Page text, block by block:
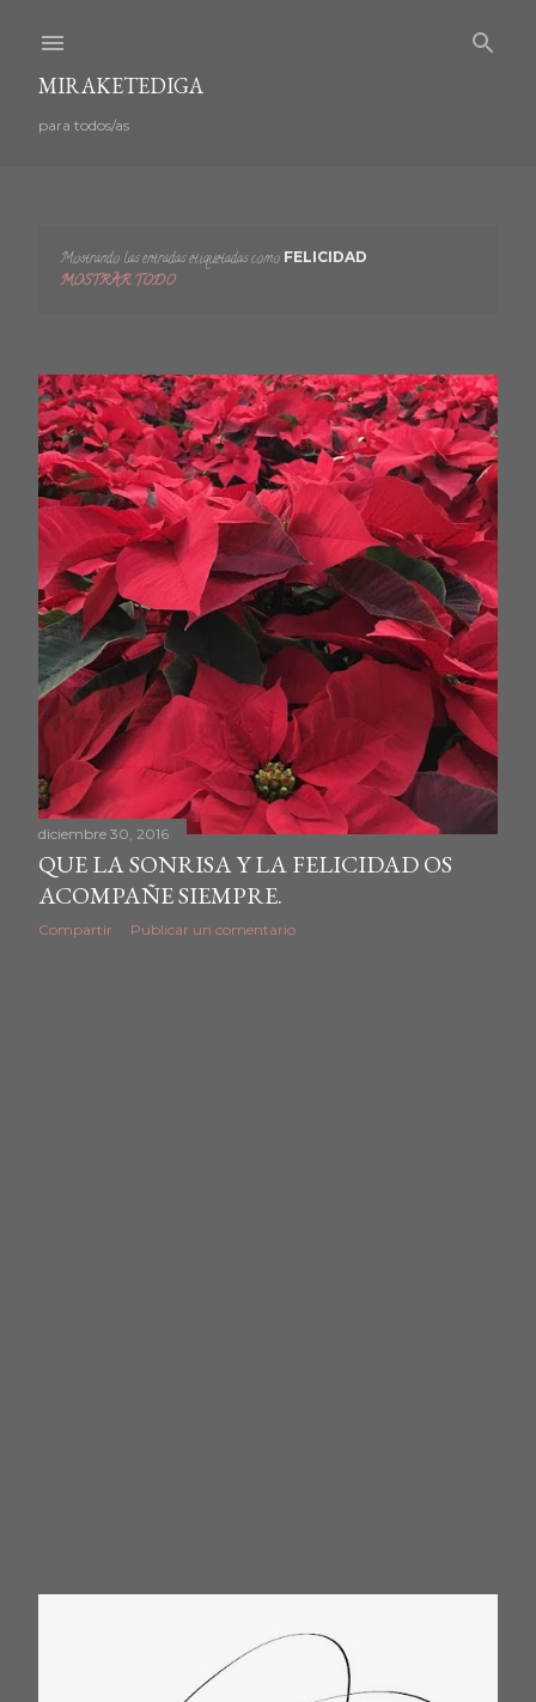
MIRAKETEDIGA
para todos/as
E
t
r
a
d
a
s
Mostrando las entradas etiquetadas como FELICIDAD
MOSTRAR TODO
diciembre 30, 2016
QUE LA SONRISA Y LA FELICIDAD OS
ACOMPAÑE SIEMPRE.
Compartir Publicar un comentario